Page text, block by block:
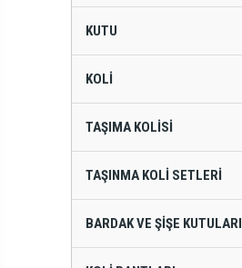
KUTU
KOLI
TAŞIMA KOLISI
TAŞINMA KOLI SETLERI
BARDAK VE ŞIŞE KUTULARI